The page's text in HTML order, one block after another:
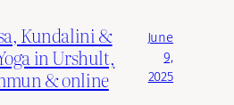
Kundalini &
in Urshult,
& online
June
9,
2025